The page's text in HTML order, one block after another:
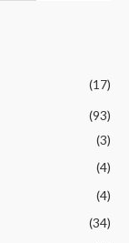
(17)
(93)
(3)
(4)
(4)
(34)